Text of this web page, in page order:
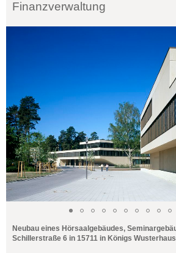
Finanzverwaltung
Neubau eines Hörsaalgebäudes,
Schillerstraße 6 in 15711 in Königs